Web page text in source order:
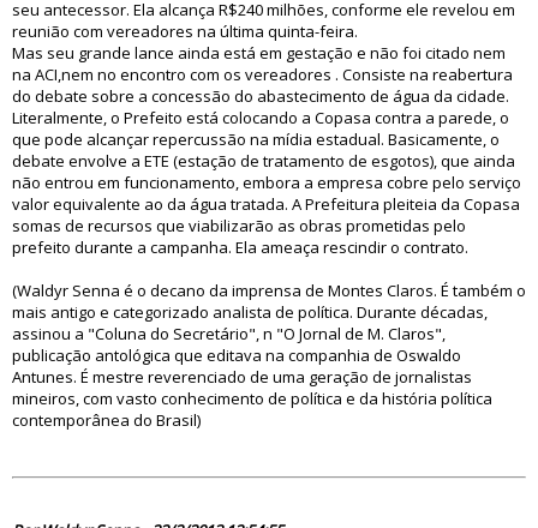
seu antecessor. Ela alcança R$240 milhões, conforme ele revelou em
reunião com vereadores na última quinta-feira.
Mas seu grande lance ainda está em gestação e não foi citado nem
na ACI,nem no encontro com os vereadores . Consiste na reabertura
do debate sobre a concessão do abastecimento de água da cidade.
Literalmente, o Prefeito está colocando a Copasa contra a parede, o
que pode alcançar repercussão na mídia estadual. Basicamente, o
debate envolve a ETE (estação de tratamento de esgotos), que ainda
não entrou em funcionamento, embora a empresa cobre pelo serviço
valor equivalente ao da água tratada. A Prefeitura pleiteia da Copasa
somas de recursos que viabilizarão as obras prometidas pelo
prefeito durante a campanha. Ela ameaça rescindir o contrato.
(Waldyr Senna é o decano da imprensa de Montes Claros. É também o
mais antigo e categorizado analista de política. Durante décadas,
assinou a "Coluna do Secretário", n "O Jornal de M. Claros",
publicação antológica que editava na companhia de Oswaldo
Antunes. É mestre reverenciado de uma geração de jornalistas
mineiros, com vasto conhecimento de política e da história política
contemporânea do Brasil)